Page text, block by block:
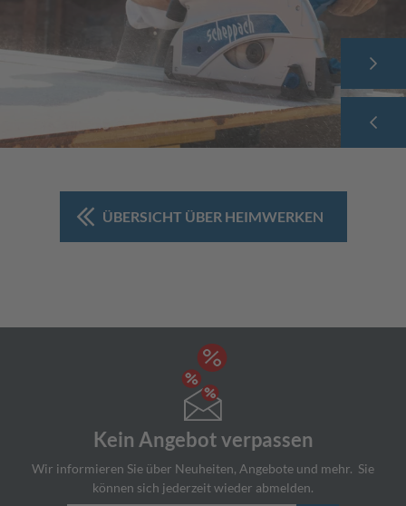
ÜBERSICHT ÜBER HEIMWERKEN
Kein Angebot verpassen
Wir informieren Sie über Neuheiten, Angebote und mehr. ­ Sie
können sich jederzeit wieder abmelden.